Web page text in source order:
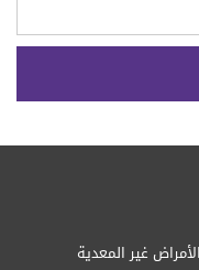
غير المعدية